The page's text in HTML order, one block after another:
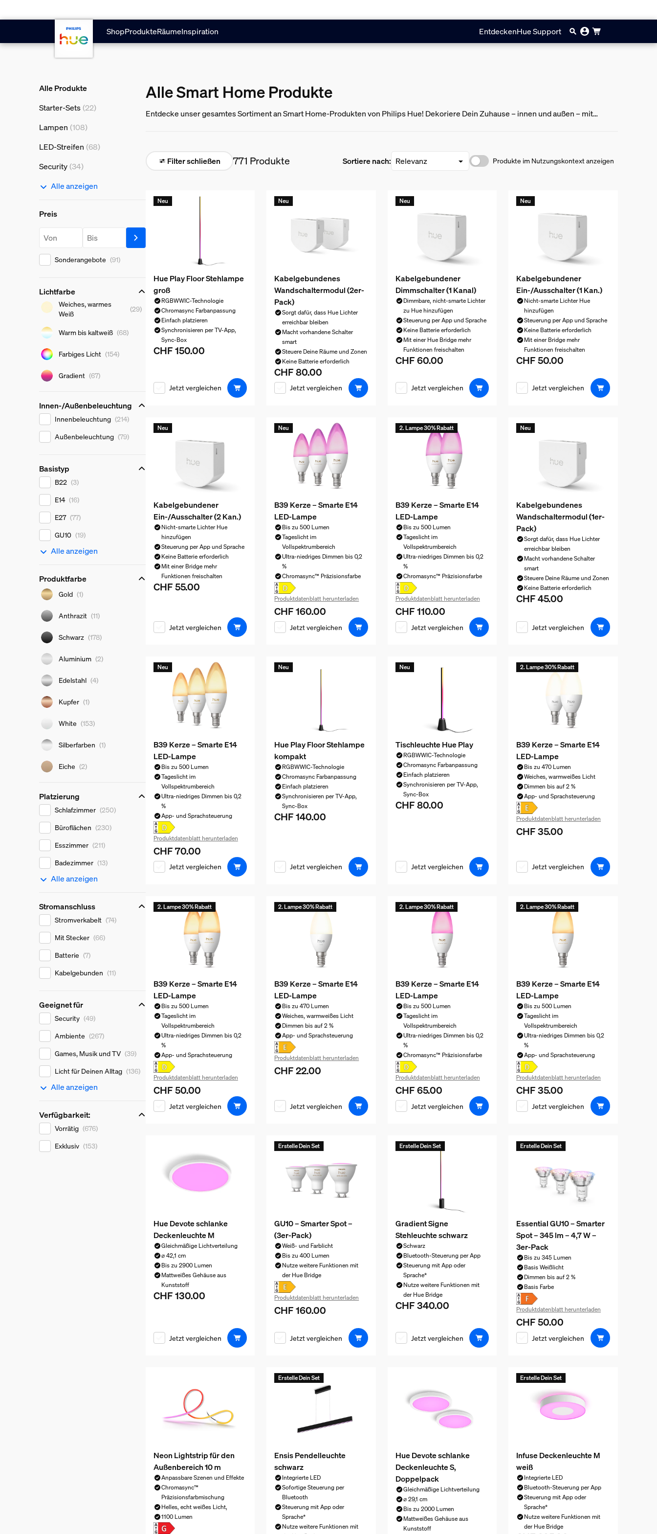
ShopProdukteRäumeInspiration EntdeckenHue Support
Alle Produkte
Starter-Sets (22)
Lampen (108)
LED-Streifen (68)
Security (34)
Alle anzeigen
Preis
Preis
Preis ab Preis bis
Sonderangebote (91)
Lichtfarbe
Lichtfarbe
Weiches, warmes
Weiß
(29)
Warm bis kaltweiß (68)
Farbiges Licht (154)
Gradient (67)
Innen-/Außenbeleuchtung
Innen-/Außenbeleuchtung
Innenbeleuchtung (214)
Außenbeleuchtung (79)
Basistyp
Basistyp
B22 (3)
E14 (16)
E27 (77)
GU10 (19)
Alle anzeigen
Produktfarbe
Produktfarbe
Gold (1)
Anthrazit (11)
Schwarz (178)
Aluminium (2)
Edelstahl (4)
Kupfer (1)
White (153)
Silberfarben (1)
Eiche (2)
Platzierung
Platzierung
Schlafzimmer (250)
Büroflächen (230)
Esszimmer (211)
Badezimmer (13)
Alle anzeigen
Stromanschluss
Stromanschluss
Stromverkabelt (74)
Mit Stecker (66)
Batterie (7)
Kabelgebunden (11)
Geeignet für
Geeignet für
Security (49)
Ambiente (267)
Games, Musik und TV (39)
Licht für Deinen Alltag (136)
Alle anzeigen
Verfügbarkeit:
Verfügbarkeit:
Vorrätig (676)
Exklusiv (153)
Alle Smart Home Produkte
Entdecke unser gesamtes Sortiment an Smart Home-Produkten von Philips Hue! Dekoriere Dein Zuhause – innen und außen – mit
Filter schließen 771 Produkte Sortiere nach: Produkte im Nutzungskontext anzeigen
Neu
Hue Play Floor Stehlampe
groß
RGBWWIC-Technologie
Chromasync Farbanpassung
Einfach platzieren
Synchronisieren per TV-App,
Sync-Box
Aktueller Preis ist CHF 150.00
CHF 150.00
Jetzt vergleichen
Neu
Kabelgebundenes
Wandschaltermodul (2er-
Pack)
Sorgt dafür, dass Hue Lichter
erreichbar bleiben
Macht vorhandene Schalter
smart
Steuere Deine Räume und Zonen
Keine Batterie erforderlich
Aktueller Preis ist CHF 80.00
CHF 80.00
Jetzt vergleichen
Neu
Kabelgebundener
Dimmschalter (1 Kanal)
Dimmbare, nicht-smarte Lichter
zu Hue hinzufügen
Steuerung per App und Sprache
Keine Batterie erforderlich
Mit einer Hue Bridge mehr
Funktionen freischalten
Aktueller Preis ist CHF 60.00
CHF 60.00
Jetzt vergleichen
Neu
Kabelgebundener
Ein-/Ausschalter (1 Kan.)
Nicht-smarte Lichter Hue
hinzufügen
Steuerung per App und Sprache
Keine Batterie erforderlich
Mit einer Bridge mehr
Funktionen freischalten
Aktueller Preis ist CHF 50.00
CHF 50.00
Jetzt vergleichen
Neu
Kabelgebundener
Ein-/Ausschalter (2 Kan.)
Nicht-smarte Lichter Hue
hinzufügen
Steuerung per App und Sprache
Keine Batterie erforderlich
Mit einer Bridge mehr
Funktionen freischalten
Aktueller Preis ist CHF 55.00
CHF 55.00
Jetzt vergleichen
Neu
B39 Kerze – Smarte E14
LED-Lampe
Bis zu 500 Lumen
Tageslicht im
Vollspektrumbereich
Ultra-niedriges Dimmen bis 0,2
%
Chromasync™ Präzisionsfarbe
Produktdatenblatt herunterladen
Aktueller Preis ist CHF 160.00
CHF 160.00
Jetzt vergleichen
2. Lampe 30% Rabatt
B39 Kerze – Smarte E14
LED-Lampe
Bis zu 500 Lumen
Tageslicht im
Vollspektrumbereich
Ultra-niedriges Dimmen bis 0,2
%
Chromasync™ Präzisionsfarbe
Produktdatenblatt herunterladen
Aktueller Preis ist CHF 110.00
CHF 110.00
Jetzt vergleichen
Neu
Kabelgebundenes
Wandschaltermodul (1er-
Pack)
Sorgt dafür, dass Hue Lichter
erreichbar bleiben
Macht vorhandene Schalter
smart
Steuere Deine Räume und Zonen
Keine Batterie erforderlich
Aktueller Preis ist CHF 45.00
CHF 45.00
Jetzt vergleichen
Neu
B39 Kerze – Smarte E14
LED-Lampe
Bis zu 500 Lumen
Tageslicht im
Vollspektrumbereich
Ultra-niedriges Dimmen bis 0,2
%
App- und Sprachsteuerung
Produktdatenblatt herunterladen
Aktueller Preis ist CHF 70.00
CHF 70.00
Jetzt vergleichen
Neu
Hue Play Floor Stehlampe
kompakt
RGBWWIC-Technologie
Chromasync Farbanpassung
Einfach platzieren
Synchronisieren per TV-App,
Sync-Box
Aktueller Preis ist CHF 140.00
CHF 140.00
Jetzt vergleichen
Neu
Tischleuchte Hue Play
RGBWWIC-Technologie
Chromasync Farbanpassung
Einfach platzieren
Synchronisieren per TV-App,
Sync-Box
Aktueller Preis ist CHF 80.00
CHF 80.00
Jetzt vergleichen
2. Lampe 30% Rabatt
B39 Kerze – Smarte E14
LED-Lampe
Bis zu 470 Lumen
Weiches, warmweißes Licht
Dimmen bis auf 2 %
App- und Sprachsteuerung
Produktdatenblatt herunterladen
Aktueller Preis ist CHF 35.00
CHF 35.00
Jetzt vergleichen
2. Lampe 30% Rabatt
B39 Kerze – Smarte E14
LED-Lampe
Bis zu 500 Lumen
Tageslicht im
Vollspektrumbereich
Ultra-niedriges Dimmen bis 0,2
%
App- und Sprachsteuerung
Produktdatenblatt herunterladen
Aktueller Preis ist CHF 50.00
CHF 50.00
Jetzt vergleichen
2. Lampe 30% Rabatt
B39 Kerze – Smarte E14
LED-Lampe
Bis zu 470 Lumen
Weiches, warmweißes Licht
Dimmen bis auf 2 %
App- und Sprachsteuerung
Produktdatenblatt herunterladen
Aktueller Preis ist CHF 22.00
CHF 22.00
Jetzt vergleichen
2. Lampe 30% Rabatt
B39 Kerze – Smarte E14
LED-Lampe
Bis zu 500 Lumen
Tageslicht im
Vollspektrumbereich
Ultra-niedriges Dimmen bis 0,2
%
Chromasync™ Präzisionsfarbe
Produktdatenblatt herunterladen
Aktueller Preis ist CHF 65.00
CHF 65.00
Jetzt vergleichen
2. Lampe 30% Rabatt
B39 Kerze – Smarte E14
LED-Lampe
Bis zu 500 Lumen
Tageslicht im
Vollspektrumbereich
Ultra-niedriges Dimmen bis 0,2
%
App- und Sprachsteuerung
Produktdatenblatt herunterladen
Aktueller Preis ist CHF 35.00
CHF 35.00
Jetzt vergleichen
Hue Devote schlanke
Deckenleuchte M
Gleichmäßige Lichtverteilung
⌀ 42,1 cm
Bis zu 2900 Lumen
Mattweißes Gehäuse aus
Kunststoff
Aktueller Preis ist CHF 130.00
CHF 130.00
Jetzt vergleichen
Erstelle Dein Set
GU10 – Smarter Spot –
(3er-Pack)
Weiß- und Farblicht
Bis zu 400 Lumen
Nutze weitere Funktionen mit
der Hue Bridge
Produktdatenblatt herunterladen
Aktueller Preis ist CHF 160.00
CHF 160.00
Jetzt vergleichen
Erstelle Dein Set
Gradient Signe
Stehleuchte schwarz
Schwarz
Bluetooth-Steuerung per App
Steuerung mit App oder
Sprache*
Nutze weitere Funktionen mit
der Hue Bridge
Aktueller Preis ist CHF 340.00
CHF 340.00
Jetzt vergleichen
Erstelle Dein Set
Essential GU10 – Smarter
Spot – 345 lm – 4,7 W –
3er-Pack
Bis zu 345 Lumen
Basis Weißlicht
Dimmen bis auf 2 %
Basis Farbe
Produktdatenblatt herunterladen
Aktueller Preis ist CHF 50.00
CHF 50.00
Jetzt vergleichen
Neon Lightstrip für den
Außenbereich 10 m
Anpassbare Szenen und Effekte
Chromasync™
Präzisionsfarbmischung
Helles, echt weißes Licht,
1100 Lumen
Erstelle Dein Set
Ensis Pendelleuchte
schwarz
Integrierte LED
Sofortige Steuerung per
Bluetooth
Steuerung mit App oder
Sprache*
Nutze weitere Funktionen mit
Hue Devote schlanke
Deckenleuchte S,
Doppelpack
Gleichmäßige Lichtverteilung
⌀ 29,1 cm
Bis zu 2000 Lumen
Mattweißes Gehäuse aus
Kunststoff
Erstelle Dein Set
Infuse Deckenleuchte M
weiß
Integrierte LED
Bluetooth-Steuerung per App
Steuerung mit App oder
Sprache*
Nutze weitere Funktionen mit
der Hue Bridge